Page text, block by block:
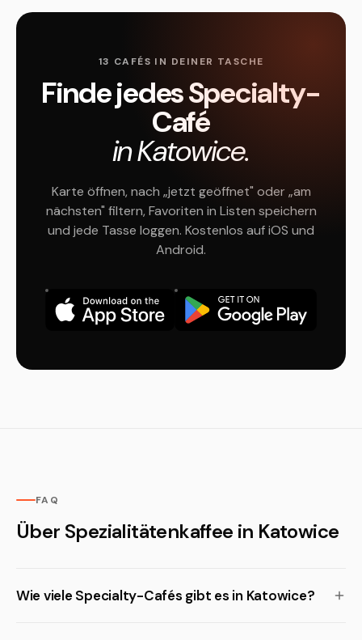
13 CAFÉS IN DEINER TASCHE
Finde jedes Specialty-
Café
in Katowice.
Karte öffnen, nach „jetzt geöffnet" oder „am
nächsten" filtern, Favoriten in Listen speichern
und jede Tasse loggen. Kostenlos auf iOS und
Android.
FAQ
Über Spezialitätenkaffee in Katowice
Wie viele Specialty-Cafés gibt es in Katowice?